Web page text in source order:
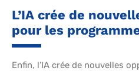
L’IA crée de
pour les
Enfin, l’IA crée de nouvelles